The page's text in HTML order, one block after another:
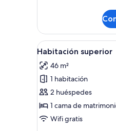
individuales
con
cama
o
2
individuales
Abrir
todas
las
fotos
de
Habitación
superior
6
Habitación superior
46 m²
1 habitación
2 huéspedes
1 cama de
Wifi gratis